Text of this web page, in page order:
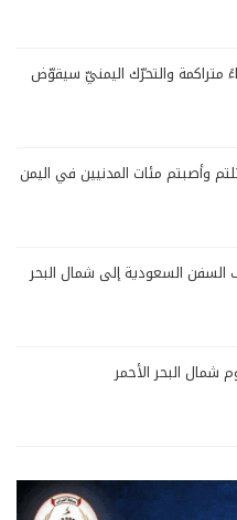
متراكمة والتحرّك اليمنيّ سيقوّض
وأصبتم مئات المدنيين في اليمن
السعودية إلى شمال البحر
البحر الأحمر